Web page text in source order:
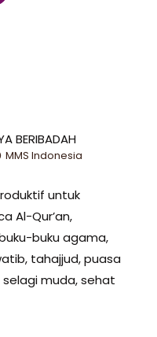
BERIBADAH
MMS Indonesia
untuk
Al-Qur’an,
buku agama,
tahajjud, puasa
muda, sehat